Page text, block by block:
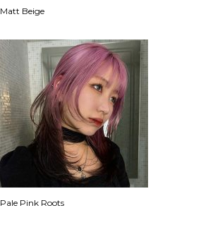
Matt Beige
Pale Pink Roots